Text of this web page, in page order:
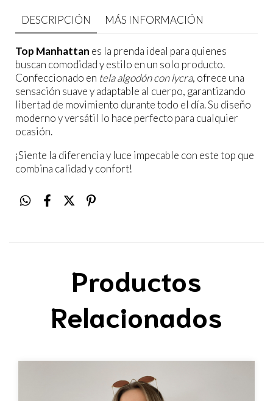
DESCRIPCIÓN MÁS INFORMACIÓN
Top Manhattan es la prenda ideal para quienes
buscan comodidad y estilo en un solo producto.
Confeccionado en tela algodón con lycra, ofrece una
sensación suave y adaptable al cuerpo, garantizando
libertad de movimiento durante todo el día. Su diseño
moderno y versátil lo hace perfecto para cualquier
ocasión.
¡Siente la diferencia y luce impecable con este top que
combina calidad y confort!
Productos
Relacionados